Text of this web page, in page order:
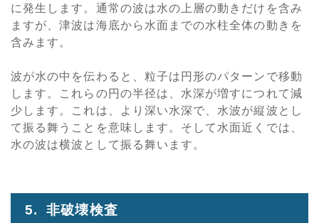
に発生します。通常の波は水の上層の動きだけを含み
ますが、津波は海底から水面までの水柱全体の動きを
含みます。
波が水の中を伝わると、粒子は円形のパターンで移動
します。これらの円の半径は、水深が増すにつれて減
少します。これは、より深い水深で、水波が縦波とし
て振る舞うことを意味します。そして水面近くでは、
水の波は横波として振る舞います。
5. 非破壊検査